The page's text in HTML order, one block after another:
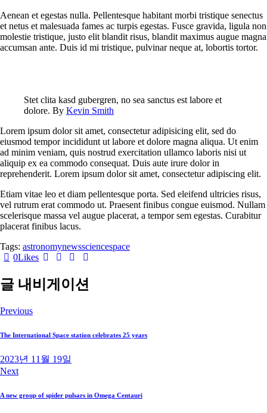
Aenean et egestas nulla. Pellentesque habitant morbi tristique senectus
et netus et malesuada fames ac turpis egestas. Fusce gravida, ligula non
molestie tristique, justo elit blandit risus, blandit maximus augue magna
accumsan ante. Duis id mi tristique, pulvinar neque at, lobortis tortor.
Stet clita kasd gubergren, no sea sanctus est labore et
dolore. By Kevin Smith
Lorem ipsum dolor sit amet, consectetur adipisicing elit, sed do
eiusmod tempor incididunt ut labore et dolore magna aliqua. Ut enim
ad minim veniam, quis nostrud exercitation ullamco laboris nisi ut
aliquip ex ea commodo consequat. Duis aute irure dolor in
reprehenderit. Lorem ipsum dolor sit amet, consectetur adipiscing elit.
Etiam vitae leo et diam pellentesque porta. Sed eleifend ultricies risus,
vel rutrum erat commodo ut. Praesent finibus congue euismod. Nullam
scelerisque massa vel augue placerat, a tempor sem egestas. Curabitur
placerat finibus lacus.
Tags: astronomynewssciencespace
0Likes
글 내비게이션
Previous
The International Space station celebrates 25 years
2023년 11월 19일
Next
A new group of spider pulsars in Omega Centauri